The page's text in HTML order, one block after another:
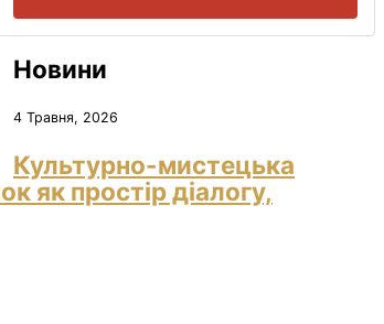
Новини
4 Травня, 2026
Культурно-мистецька
як простір діалогу,